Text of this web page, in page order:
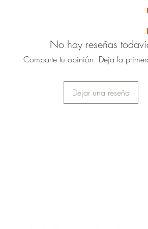
No hay reseñas
Comparte tu opinión. Deja la
Dejar una reseña